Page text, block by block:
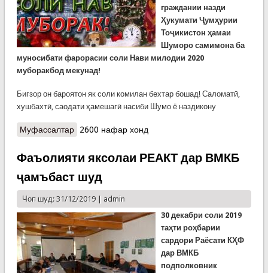
граждании назди
Ҳукумати Ҷумҳурии
Тоҷикистон ҳамаи
Шуморо самимона ба
муносибати фарорасии соли Нави милодии 2020
муборакбод мекунад!
Бигзор он бароятон як соли комилан бехтар бошад! Саломатӣ,
хушбахтӣ, саодати ҳамешагӣ насиби Шумо ё наздикону
Муфассалтаро Муҳтарам корбарони сомонаи Кумитаи
2600 нафар хонд
Фаъолияти яксолаи РЕАКТ дар ВМКБ
ҷамъбаст шуд
Чоп шуд: 31/12/2019 | admin
30 декабри соли 2019
таҳти роҳбарии
сардори Раёсати КҲФ
дар ВМКБ
подполковник